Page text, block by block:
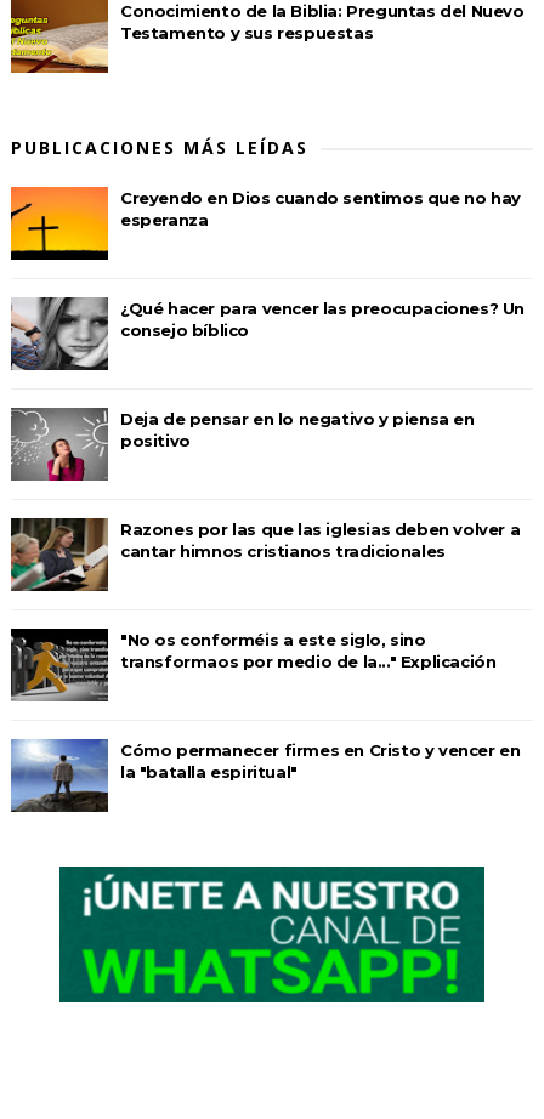
Conocimiento de la Biblia: Preguntas del Nuevo
Testamento y sus respuestas
PUBLICACIONES MÁS LEÍDAS
Creyendo en Dios cuando sentimos que no hay
esperanza
¿Qué hacer para vencer las preocupaciones? Un
consejo bíblico
Deja de pensar en lo negativo y piensa en
positivo
Razones por las que las iglesias deben volver a
cantar himnos cristianos tradicionales
"No os conforméis a este siglo, sino
transformaos por medio de la..." Explicación
Cómo permanecer firmes en Cristo y vencer en
la "batalla espiritual"